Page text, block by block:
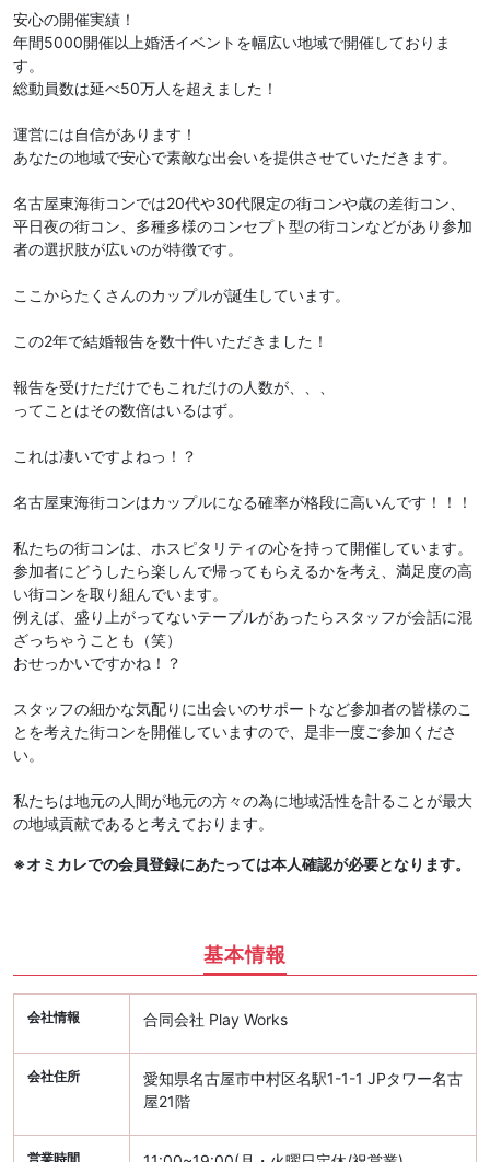
安心の開催実績！
年間5000開催以上婚活イベントを幅広い地域で開催しておりま
す。
総動員数は延べ50万人を超えました！
運営には自信があります！
あなたの地域で安心で素敵な出会いを提供させていただきます。
名古屋東海街コンでは20代や30代限定の街コンや歳の差街コン、
平日夜の街コン、多種多様のコンセプト型の街コンなどがあり参加
者の選択肢が広いのが特徴です。
ここからたくさんのカップルが誕生しています。
この2年で結婚報告を数十件いただきました！
報告を受けただけでもこれだけの人数が、、、
ってことはその数倍はいるはず。
これは凄いですよねっ！？
名古屋東海街コンはカップルになる確率が格段に高いんです！！！
私たちの街コンは、ホスピタリティの心を持って開催しています。
参加者にどうしたら楽しんで帰ってもらえるかを考え、満足度の高
い街コンを取り組んでいます。
例えば、盛り上がってないテーブルがあったらスタッフが会話に混
ざっちゃうことも（笑）
おせっかいですかね！？
スタッフの細かな気配りに出会いのサポートなど参加者の皆様のこ
とを考えた街コンを開催していますので、是非一度ご参加くださ
い。
私たちは地元の人間が地元の方々の為に地域活性を計ることが最大
の地域貢献であると考えております。
※オミカレでの会員登録にあたっては本人確認が必要となります。
基本情報
会社情報 合同会社 Play Works
会社住所
愛知県名古屋市中村区名駅1-1-1 JPタワー名古
屋21階
営業時間